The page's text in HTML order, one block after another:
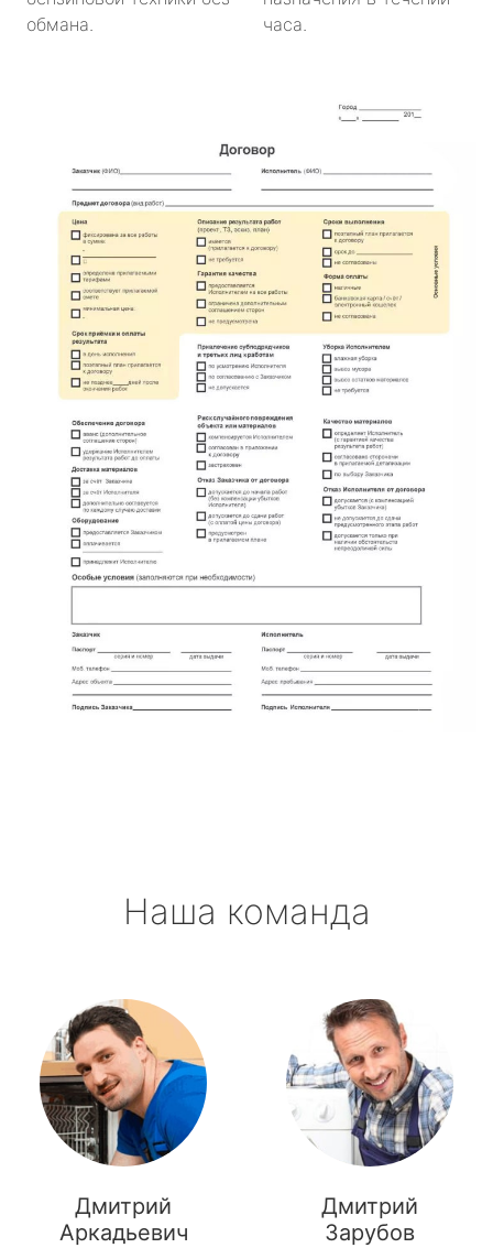
обмана.
часа.
Наша команда
Дмитрий
Аркадьевич
Дмитрий
Зарубов